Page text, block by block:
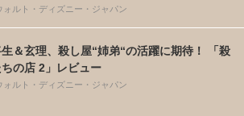
ォルト・ディズニー・ジャパン
生＆玄理、殺し屋“姉弟“の活躍に期待！ 「殺
ちの店 2」レビュー
ォルト・ディズニー・ジャパン